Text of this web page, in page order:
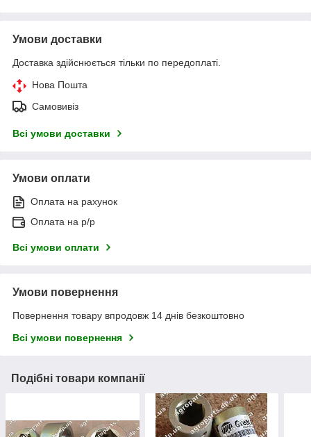
Умови доставки
Доставка здійснюється тільки по передоплаті.
Нова Пошта
Самовивіз
Всі умови доставки
Умови оплати
Оплата на рахунок
Оплата на р/р
Всі умови оплати
Умови повернення
Повернення товару впродовж 14 днів безкоштовно
Всі умови повернення
Подібні товари компанії